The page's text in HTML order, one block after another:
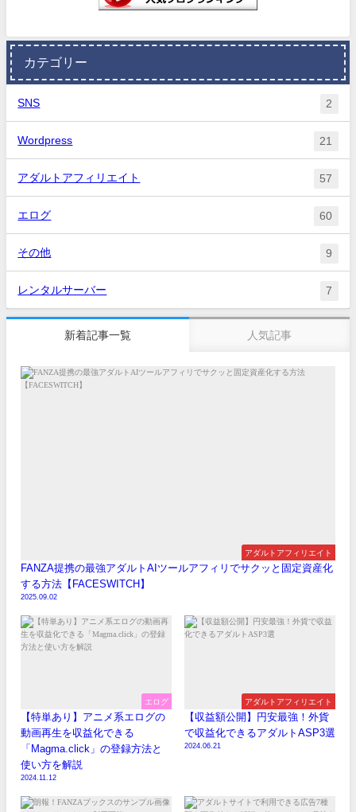
カテゴリー
SNS 2
Wordpress 21
アダルトアフィリエイト 57
エログ 60
その他 9
レンタルサーバー 7
新着記事一覧 人気記事
アダルトアフィリエイト
FANZA提携の最強アダルトAIツールアフィリでサクッと固定資産化
する方法【FACESWITCH】
2025.09.02
エログ
【特単あり】アニメ系エログの
動画再生を収益化できる
「Magma.click」の登録方法と
使い方を解説
2024.11.12
アダルトアフィリエイト
【収益額公開】円安最強！外貨
で収益化できるアダルトASP3選
2024.06.21